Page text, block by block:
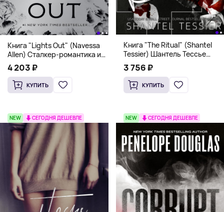
Книга "Lights Out" (Navessa
Allen) Сталкер-романтика и
человек в маске (18+)
4 203 ₽
КУПИТЬ
Книга "The Ritual" (Shantel
Tessier) Шантель Тессье
Экстремальный дарк-
романс бестселлер (18+)
3 756 ₽
КУПИТЬ
NEW СЕГОДНЯ ДЕШЕВЛЕ NEW СЕГОДНЯ ДЕШЕВЛЕ